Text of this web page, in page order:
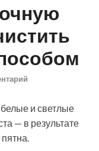
и светлые
— в результате